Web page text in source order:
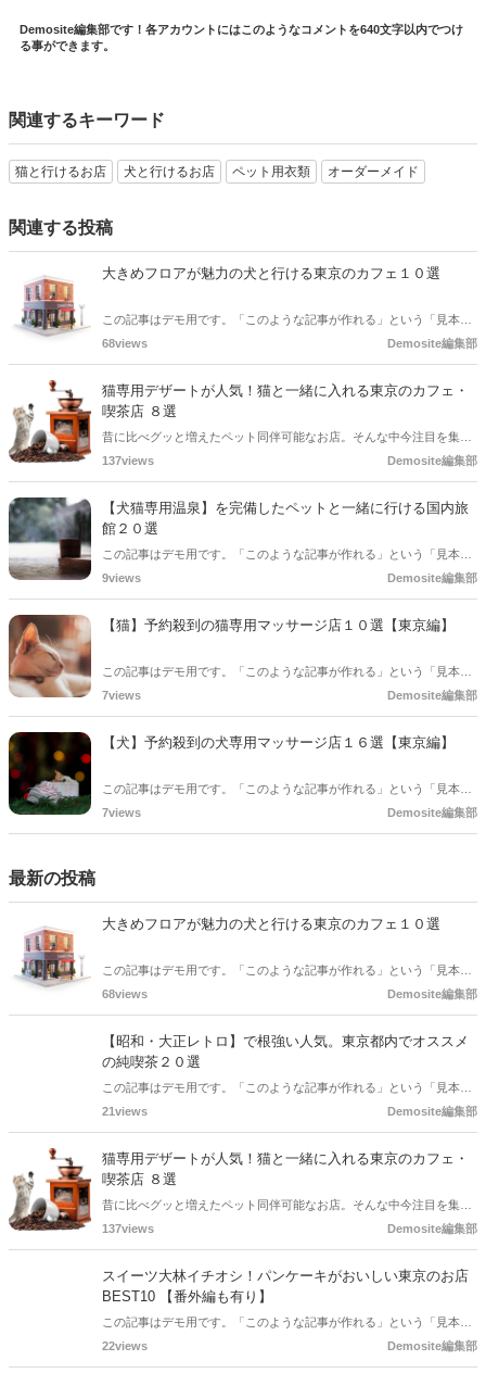
Demosite編集部です！各アカウントにはこのようなコメントを640文字以内でつけ
る事ができます。
関連するキーワード
猫と行けるお店 犬と行けるお店 ペット用衣類 オーダーメイド
関連する投稿
大きめフロアが魅力の犬と行ける東京のカフェ１０選
この記事はデモ用です。「このような記事が作れる」という「見本」
としてご確認ください。
68views Demosite編集部
猫専用デザートが人気！猫と一緒に入れる東京のカフェ・
喫茶店 ８選
昔に比べグッと増えたペット同伴可能なお店。そんな中今注目を集め
ているのが猫専用スイーツのあるカフェです。オシャレで可愛くて栄
い日でも行きたくなっちゃう猫と行ける東京のカフェを大特集しま
す。
137views Demosite編集部
【犬猫専用温泉】を完備したペットと一緒に行ける国内旅
館２０選
この記事はデモ用です。「このような記事が作れる」という「見本」
としてご確認ください。
9views Demosite編集部
【猫】予約殺到の猫専用マッサージ店１０選【東京編】
この記事はデモ用です。「このような記事が作れる」という「見本」
としてご確認ください。
7views Demosite編集部
【犬】予約殺到の犬専用マッサージ店１６選【東京編】
この記事はデモ用です。「このような記事が作れる」という「見本」
としてご確認ください。
7views Demosite編集部
最新の投稿
大きめフロアが魅力の犬と行ける東京のカフェ１０選
この記事はデモ用です。「このような記事が作れる」という「見本」
としてご確認ください。
68views Demosite編集部
【昭和・大正レトロ】で根強い人気。東京都内でオススメ
の純喫茶２０選
この記事はデモ用です。「このような記事が作れる」という「見本」
としてご確認ください。
21views Demosite編集部
猫専用デザートが人気！猫と一緒に入れる東京のカフェ・
喫茶店 ８選
昔に比べグッと増えたペット同伴可能なお店。そんな中今注目を集め
ているのが猫専用スイーツのあるカフェです。オシャレで可愛くて栄
い日でも行きたくなっちゃう猫と行ける東京のカフェを大特集しま
す。
137views Demosite編集部
スイーツ大林イチオシ！パンケーキがおいしい東京のお店
BEST10 【番外編も有り】
この記事はデモ用です。「このような記事が作れる」という「見本」
としてご確認ください。
22views Demosite編集部